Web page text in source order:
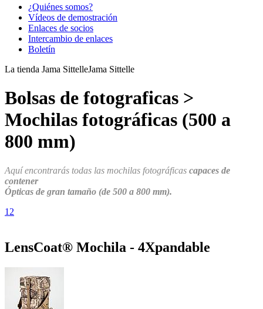
¿Quiénes somos?
Vídeos de demostración
Enlaces de socios
Intercambio de enlaces
Boletín
La tienda Jama SittelleJama Sittelle
Bolsas de fotograficas >
Mochilas fotográficas (500 a
800 mm)
Aquí encontrarás todas las mochilas fotográficas capaces de
contener
Ópticas de gran tamaño (de 500 a 800 mm).
1 2
LensCoat® Mochila - 4Xpandable